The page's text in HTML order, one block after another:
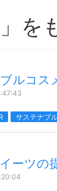
を
ルコス
サステナブ
ーツの